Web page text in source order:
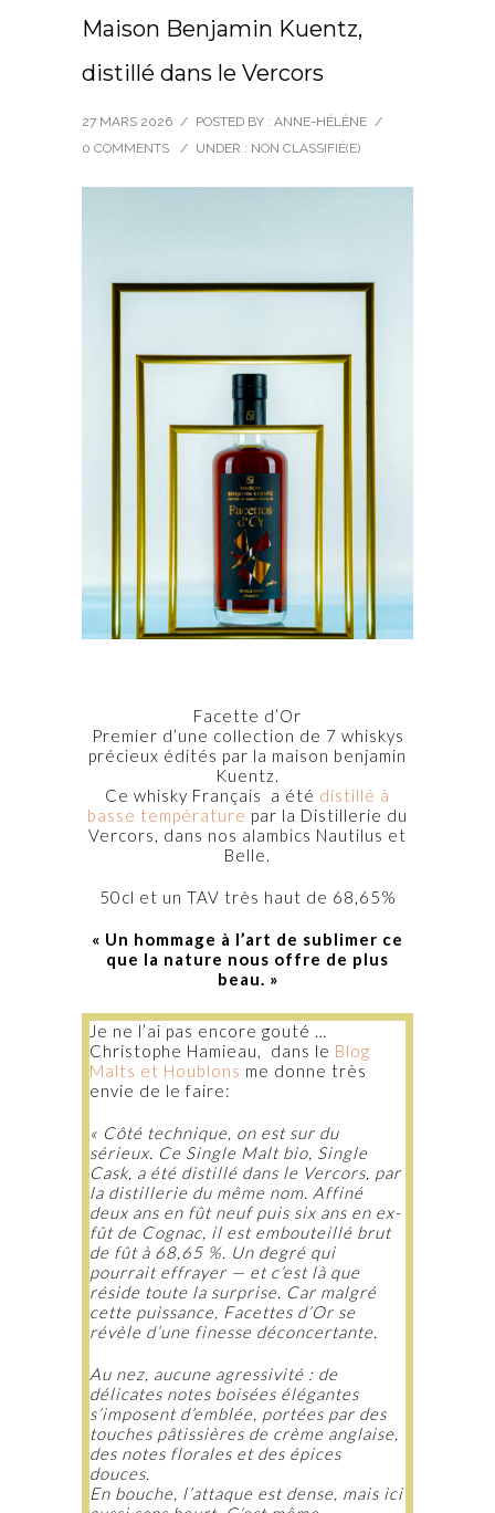
Maison Benjamin Kuentz,
distillé dans le Vercors
27 MARS 2026 / POSTED BY : ANNE-HÉLÈNE /
0 COMMENTS
/ UNDER : NON CLASSIFIÉ(E)
Facette d’Or
Premier d’une collection de 7 whiskys
précieux édités par la maison benjamin
Kuentz.
Ce whisky Français a été distillé à
basse température par la Distillerie du
Vercors, dans nos alambics Nautilus et
Belle.
50cl et un TAV très haut de 68,65%
« Un hommage à l’art de sublimer ce
que la nature nous offre de plus
beau. »
Je ne l’ai pas encore gouté …
Christophe Hamieau, dans le Blog
Malts et Houblons me donne très
envie de le faire:
« Côté technique, on est sur du
sérieux. Ce Single Malt bio, Single
Cask, a été distillé dans le Vercors, par
la distillerie du même nom. Affiné
deux ans en fût neuf puis six ans en ex-
fût de Cognac, il est embouteillé brut
de fût à 68,65 %. Un degré qui
pourrait effrayer — et c’est là que
réside toute la surprise. Car malgré
cette puissance, Facettes d’Or se
révèle d’une finesse déconcertante.
Au nez, aucune agressivité : de
délicates notes boisées élégantes
s’imposent d’emblée, portées par des
touches pâtissières de crème anglaise,
des notes florales et des épices
douces.
En bouche, l’attaque est dense, mais ici